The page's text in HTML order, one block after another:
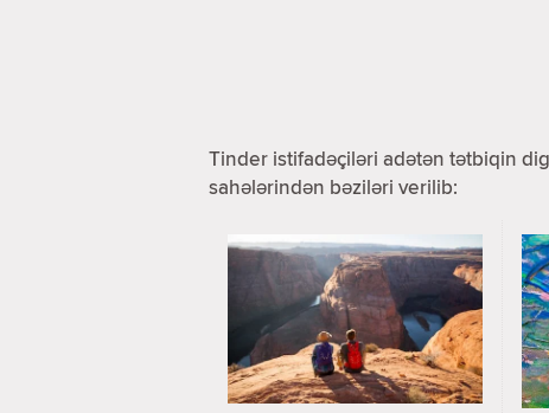
Tinder istifadəçiləri adətən tətbiqin
sahələrindən bəziləri verilib: